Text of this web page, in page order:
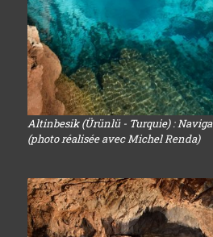
Altinbesik (Ürünlü - Turquie) :
(photo réalisée avec Michel Renda)